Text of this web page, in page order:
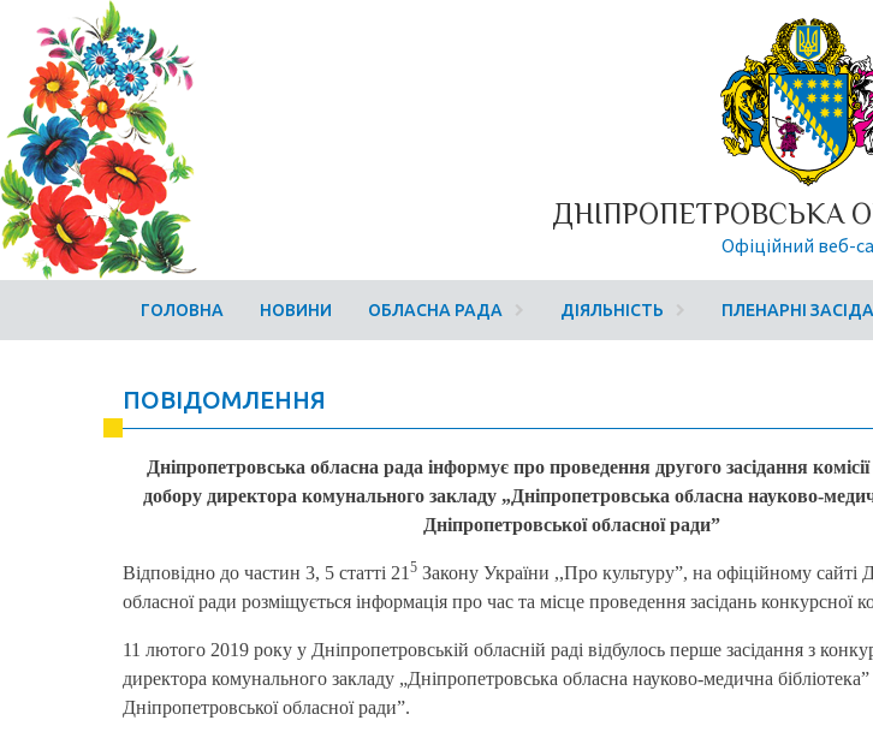
ДНІПРОПЕТРОВСЬКА
Офіційний веб-
ГОЛОВНА НОВИНИ ОБЛАСНА РАДА ДІЯЛЬНІСТЬ ПЛЕНАРНІ
ПОВІДОМЛЕННЯ
Дніпропетровська обласна рада інформує про проведення другого засідання
добору директора комунального закладу „Дніпропетровська обласна науково-
Дніпропетровської обласної ради”
Відповідно до частин 3, 5 статті 21 5 Закону України ,,Про культуру”, на офіційному сайті
обласної ради розміщується інформація про час та місце проведення засідань конкурсної
11 лютого 2019 року у Дніпропетровській обласній раді відбулось перше засідання з
директора комунального закладу „Дніпропетровська обласна науково-медична бібліотека”
Дніпропетровської обласної ради”.